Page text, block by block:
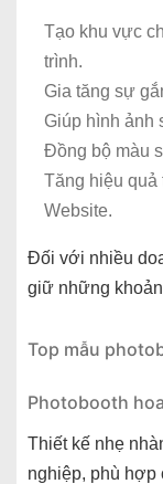
Tạo khu vực
trình.
Gia tăng sự
Giúp hình ảnh
Đồng bộ màu
Tăng hiệu quả
Website.
Đối với nhiều
giữ những
Top mẫu
Photobooth
Thiết kế nhẹ
nghiệp, phù hợp